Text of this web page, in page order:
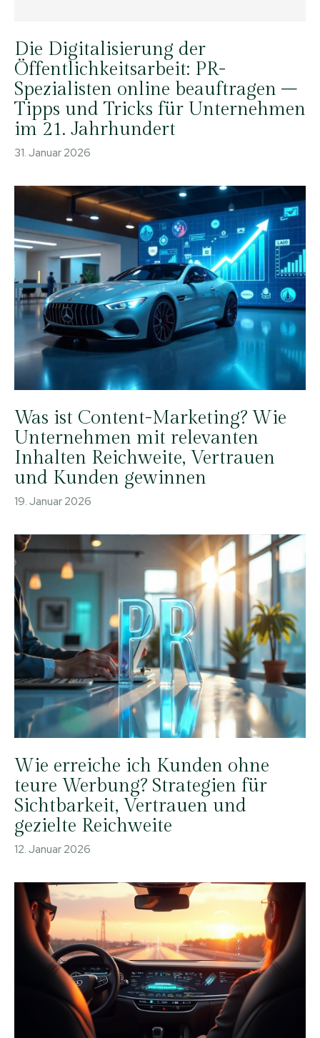
Die Digitalisierung der
Öffentlichkeitsarbeit: PR-
Spezialisten online beauftragen –
Tipps und Tricks für Unternehmen
im 21. Jahrhundert
31. Januar 2026
Was ist Content-Marketing? Wie
Unternehmen mit relevanten
Inhalten Reichweite, Vertrauen
und Kunden gewinnen
19. Januar 2026
Wie erreiche ich Kunden ohne
teure Werbung? Strategien für
Sichtbarkeit, Vertrauen und
gezielte Reichweite
12. Januar 2026